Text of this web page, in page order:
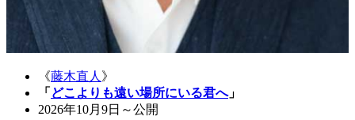
《藤木直人 》
「 どこよりも遠い場所にいる君へ」
2026年10月9日～公開